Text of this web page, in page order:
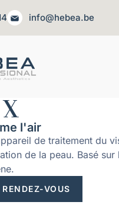
info@hebea.be
l'air
de traitement du
de la peau. Basé
VOUS